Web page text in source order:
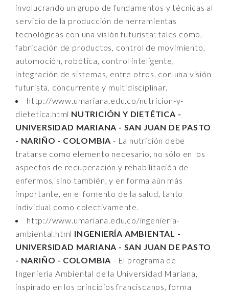
involucrando un grupo de fundamentos y técnicas al
servicio de la producción de herramientas
tecnológicas con una visión futurista; tales como,
fabricación de productos, control de movimiento,
automoción, robótica, control inteligente,
integración de sistemas, entre otros, con una visión
futurista, concurrente y multidisciplinar.
http://www.umariana.edu.co/nutricion-y-
dietetica.html NUTRICIÓN Y DIETÉTICA -
UNIVERSIDAD MARIANA - SAN JUAN DE PASTO
- NARIÑO - COLOMBIA - La nutrición debe
tratarse como elemento necesario, no sólo en los
aspectos de recuperación y rehabilitación de
enfermos, sino también, y en forma aún más
importante, en el fomento de la salud, tanto
individual como colectivamente.
http://www.umariana.edu.co/ingenieria-
ambiental.html INGENIERÍA AMBIENTAL -
UNIVERSIDAD MARIANA - SAN JUAN DE PASTO
- NARIÑO - COLOMBIA - El programa de
Ingeniería Ambiental de la Universidad Mariana,
inspirado en los principios franciscanos, forma